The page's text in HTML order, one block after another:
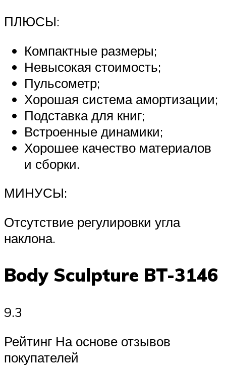
ПЛЮСЫ:
Компактные размеры;
Невысокая стоимость;
Пульсометр;
Хорошая система амортизации;
Подставка для книг;
Встроенные динамики;
Хорошее качество материалов
и сборки.
МИНУСЫ:
Отсутствие регулировки угла
наклона.
Body Sculpture BT-3146
9.3
Рейтинг На основе отзывов
покупателей